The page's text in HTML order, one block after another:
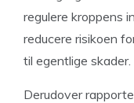
regulere kroppens
reducere risikoen
til egentlige skader.
Derudover